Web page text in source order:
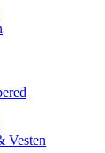
Vesten